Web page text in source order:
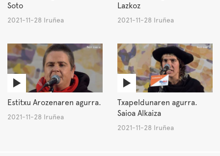
Soto
2021-11-28 Iruñea
Lazkoz
2021-11-28 Iruñea
Estitxu Arozenaren agurra.
2021-11-28 Iruñea
Txapeldunaren agurra.
Saioa Alkaiza
2021-11-28 Iruñea